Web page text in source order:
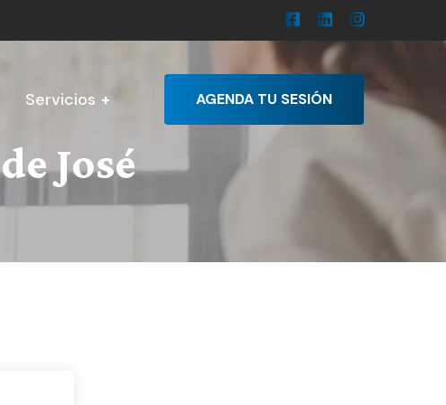
Servicios AGENDA TU SESIÓN
José